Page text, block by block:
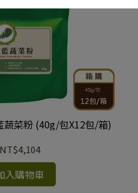
蔬菜粉 (40g/包X12包/箱)
NT$4,104
入購物車